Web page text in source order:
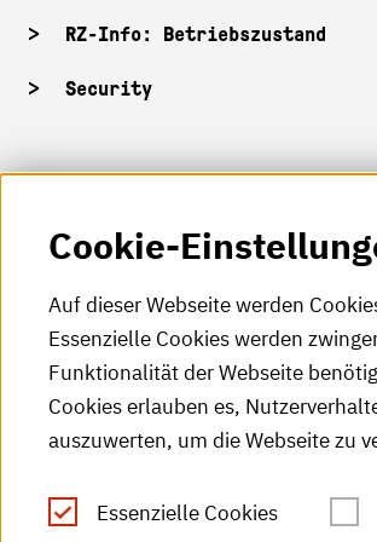
RZ-Info: Betriebszustand
Security
HKA-Shop
HKA-Videos
HKA-Podcast
HKA-Publikationen
RSS-Feed
Leichte Sprache
Cookie-
Auf dieser Webseite werden
Essenzielle Cookies werden
Funktionalität der Webseite
Cookies erlauben es,
auszuwerten, um die Webseite zu
Essenzielle Cookies